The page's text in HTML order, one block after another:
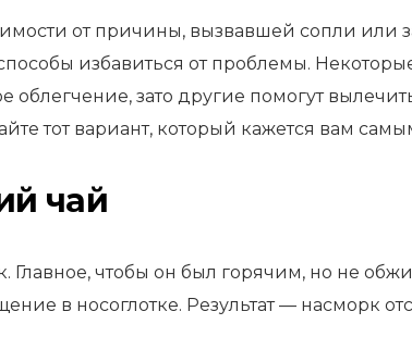
от причины, вызвавшей сопли или
избавиться от проблемы.
облегчение, зато другие помогут
тот вариант, который кажется вам
чай
Главное, чтобы он был горячим, но не
в носоглотке. Результат — насморк